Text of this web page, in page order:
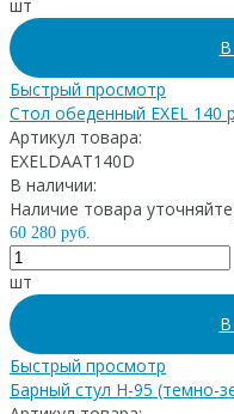
шт
Быстрый просмотр
Стол обеденный EXEL 140
Артикул товара:
EXELDAAT140D
В наличии:
Наличие товара
60 280 руб.
шт
Быстрый просмотр
Барный стул H-95 (темно-